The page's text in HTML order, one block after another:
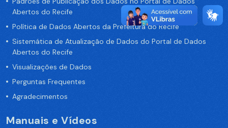
Abertos do Recife
Política de Dados Abertos da Prefeitura do Recife
Sistemática de Atualização de Dados do Portal de Dados
Abertos do Recife
Visualizações de Dados
Perguntas Frequentes
Agradecimentos
Manuais e Vídeos